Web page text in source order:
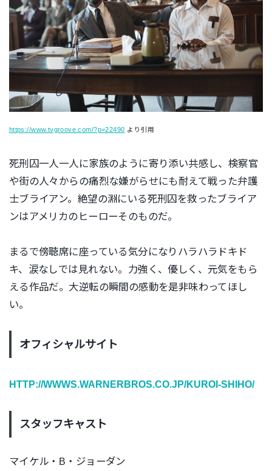
https://www.tvgroove.com/?p=22490 より引用
死刑囚一人一人に家族のように寄り添い共感し、検察官
や街の人々からの痛烈な嫌がらせにも耐えて戦った弁護
士ブライアン。絶望の淵にいる死刑囚を救ったブライア
ンはアメリカのヒーローそのものだ。
まるで傍聴席に座っている気分になりハラハラドキド
キ、涙なしでは見れない。力強く、優しく、元気をもら
える作品だ。大逆転の瞬間の感動を是非味わってほし
い。
オフィシャルサイト
HTTP://WWWS.WARNERBROS.CO.JP/KUROI-SHIHO/
スタッフキャスト
マイケル・B・ジョーダン